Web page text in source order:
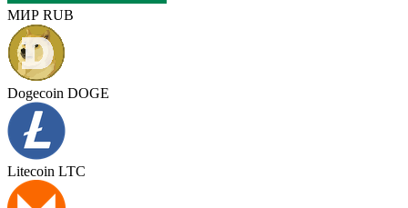
МИР RUB
Dogecoin DOGE
Litecoin LTC